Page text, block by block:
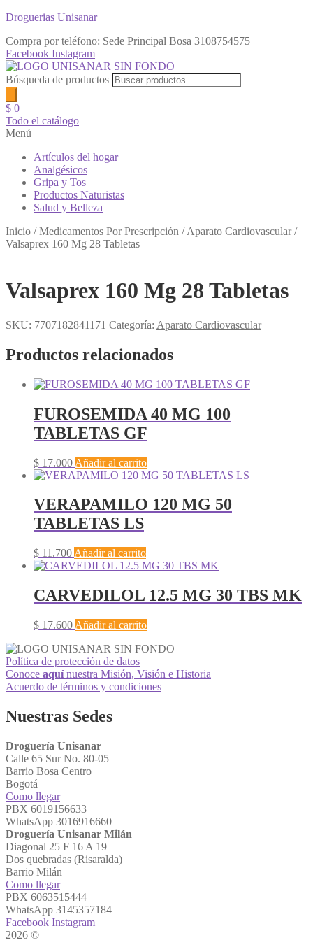
Droguerias Unisanar
Compra por teléfono: Sede Principal Bosa 3108754575
Facebook Instagram
Búsqueda de productos
$ 0
Todo el catálogo
Menú
Artículos del hogar
Analgésicos
Gripa y Tos
Productos Naturistas
Salud y Belleza
Inicio /Medicamentos Por Prescripción /Aparato Cardiovascular/
Valsaprex 160 Mg 28 Tabletas
Valsaprex 160 Mg 28 Tabletas
SKU: 7707182841171 Categoría: Aparato Cardiovascular
Productos relacionados
FUROSEMIDA 40 MG 100
TABLETAS GF
$ 17.000 Añadir al carrito
VERAPAMILO 120 MG 50
TABLETAS LS
$ 11.700 Añadir al carrito
CARVEDILOL 12.5 MG 30 TBS MK
$ 17.600 Añadir al carrito
Política de protección de datos
Conoce aquínuestra Misión, Visión e Historia
Acuerdo de términos y condiciones
Nuestras Sedes
Droguería Unisanar
Calle 65 Sur No. 80-05
Barrio Bosa Centro
Bogotá
Como llegar
PBX 6019156633
WhatsApp 3016916660
Droguería Unisanar Milán
Diagonal 25 F 16 A 19
Dos quebradas (Risaralda)
Barrio Milán
Como llegar
PBX 6063515444
WhatsApp 3145357184
Facebook Instagram
2026 ©